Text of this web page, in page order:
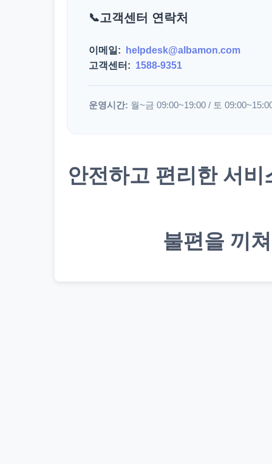
고객센터 연락처
이메일:
helpdesk@albamon.com
고객센터: 1588-9351
운영시간: 월~금 09:00~19:00 / 토
안전하고 편리한 서
불편을 끼